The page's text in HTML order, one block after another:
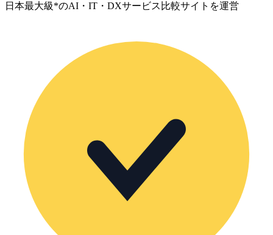
日本最大級*のAI・IT・DXサービス比較サイトを運営